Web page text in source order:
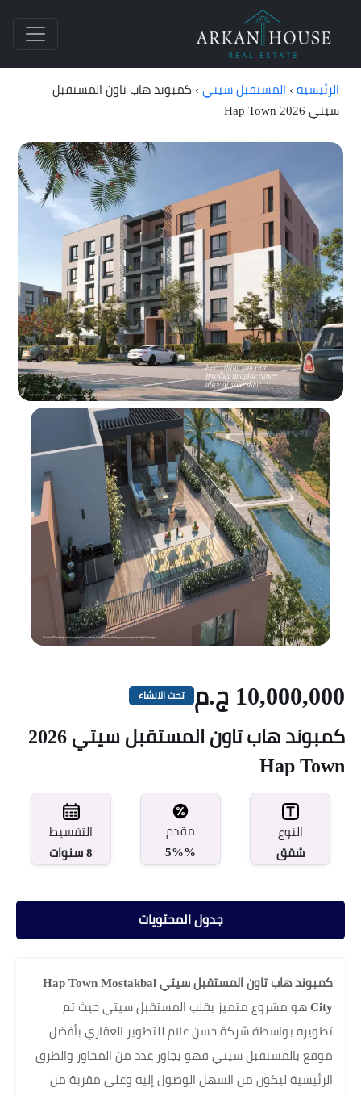
الرئيسية › المستقبل سيتي › كمبوند هاب تاون المستقبل
سيتي 2026 Hap Town
10,000,000 ج.م تحت الانشاء
كمبوند هاب تاون المستقبل سيتي 2026
Hap Town
النوع
شقق
مقدم
5%%
التقسيط
8 سنوات
جدول المحتويات
كمبوند هاب تاون المستقبل سيتي Hap Town Mostakbal
City هو مشروع متميز بقلب المستقبل سيتي حيث تم
تطويره بواسطة شركة حسن علام للتطوير العقاري بأفضل
موقع بالمستقبل سيتي فهو يجاور عدد من المحاور والطرق
الرئيسية ليكون من السهل الوصول إليه وعلى مقربة من